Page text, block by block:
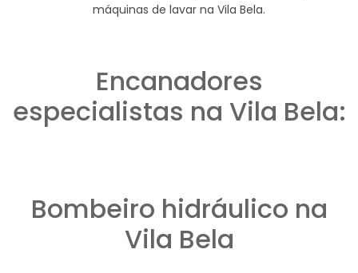
máquinas de lavar na Vila Bela.
Encanadores
especialistas na Vila Bela:
Bombeiro hidráulico na
Vila Bela